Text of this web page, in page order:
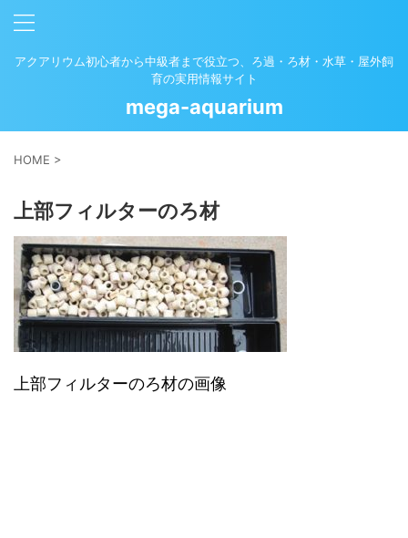
アクアリウム初心者から中級者まで役立つ、ろ過・ろ材・水草・屋外飼
育の実用情報サイト
mega-aquarium
HOME >
上部フィルターのろ材
上部フィルターのろ材の画像